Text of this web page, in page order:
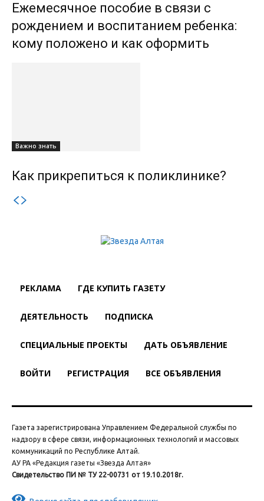
Ежемесячное пособие в связи с
рождением и воспитанием ребенка:
кому положено и как оформить
Важно знать
Как прикрепиться к поликлинике?
РЕКЛАМА ГДЕ КУПИТЬ ГАЗЕТУ
ДЕЯТЕЛЬНОСТЬ ПОДПИСКА
СПЕЦИАЛЬНЫЕ ПРОЕКТЫ ДАТЬ ОБЪЯВЛЕНИЕ
ВОЙТИ РЕГИСТРАЦИЯ ВСЕ ОБЪЯВЛЕНИЯ
Газета зарегистрирована Управлением Федеральной службы по
надзору в сфере связи, информационных технологий и массовых
коммуникаций по Республике Алтай.
АУ РА «Редакция газеты «Звезда Алтая»
Свидетельство ПИ № ТУ 22-00731 от 19.10.2018г.